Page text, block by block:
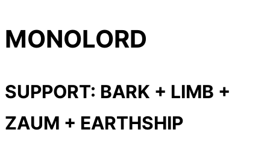
MONOLORD
SUPPORT: BARK + LIMB +
ZAUM + EARTHSHIP